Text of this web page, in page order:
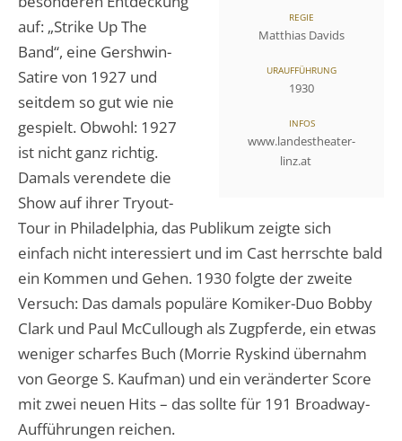
REGIE
Matthias Davids
URAUFFÜHRUNG
1930
INFOS
www.landestheater-
linz.at
auf: „Strike Up The
Band“, eine Gershwin-
Satire von 1927 und
seitdem so gut wie nie
gespielt. Obwohl: 1927
ist nicht ganz richtig.
Damals verendete die
Show auf ihrer Tryout-
Tour in Philadelphia, das Publikum zeigte sich
einfach nicht interessiert und im Cast herrschte bald
ein Kommen und Gehen. 1930 folgte der zweite
Versuch: Das damals populäre Komiker-Duo Bobby
Clark und Paul McCullough als Zugpferde, ein etwas
weniger scharfes Buch (Morrie Ryskind übernahm
von George S. Kaufman) und ein veränderter Score
mit zwei neuen Hits – das sollte für 191 Broadway-
Aufführungen reichen.